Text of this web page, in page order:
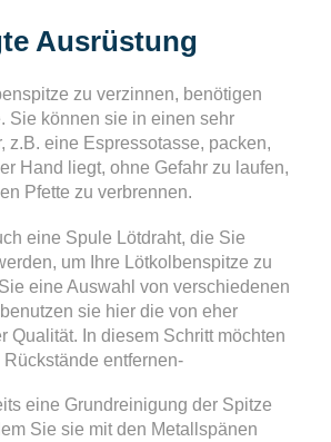
Ausrüstung
zu verzinnen, benötigen
Sie können sie in einen sehr
z.B. eine Espressotasse, packen,
Hand liegt, ohne Gefahr zu laufen,
Pfette zu verbrennen.
eine Spule Lötdraht, die Sie
um Ihre Lötkolbenspitze zu
eine Auswahl von verschiedenen
sie hier die von eher
Qualität. In diesem Schritt möchten
entfernen-
eine Grundreinigung der Spitze
Sie sie mit den Metallspänen